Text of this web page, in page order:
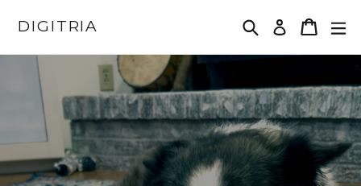
DIGITRIA KeresésKosár